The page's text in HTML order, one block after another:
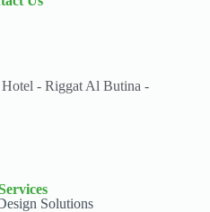
- Riggat Al Butina -
Solutions